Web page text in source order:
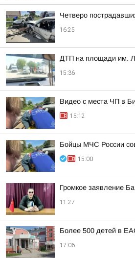
Четверо
16:25
ДТП на площади им.
15:36
Видео с места ЧП в
15:12
Бойцы МЧС России
15:00
Громкое заявление
11:27
Более 500 детей в
17:06